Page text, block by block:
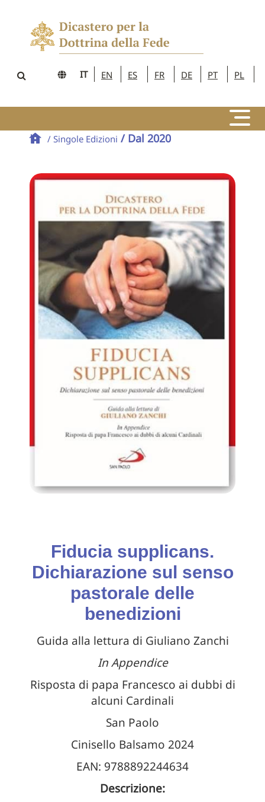
IT EN ES FR DE PT PL
/ Singole Edizioni / Dal 2020
Fiducia supplicans.
Dichiarazione sul senso
pastorale delle
benedizioni
Guida alla lettura di Giuliano Zanchi
In Appendice
Risposta di papa Francesco ai dubbi di
alcuni Cardinali
San Paolo
Cinisello Balsamo 2024
EAN: 9788892244634
Descrizione: